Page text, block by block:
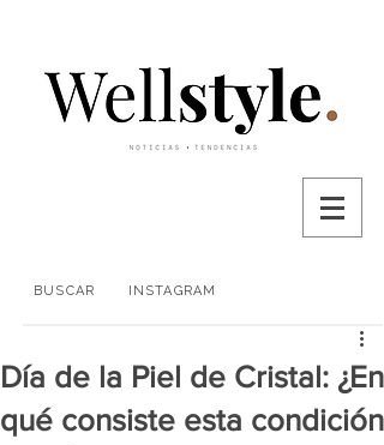
BUSCAR INSTAGRAM
Día de la Piel de Cristal: ¿En
qué consiste esta condición